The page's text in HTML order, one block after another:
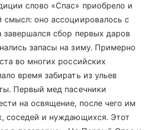
слово «Спас» приобрело и
смысл: оно ассоциировалось с
завершался сбор первых даров
запасы на зиму. Примерно
во многих российских
время забирать из ульев
Первый мед пасечники
на освящение, после чего им
соседей и нуждающихся. Этот